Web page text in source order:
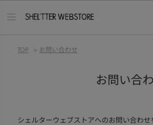
TOP > お問い合わせ
お問い合
シェルターウェブストアへのお問い合わせ